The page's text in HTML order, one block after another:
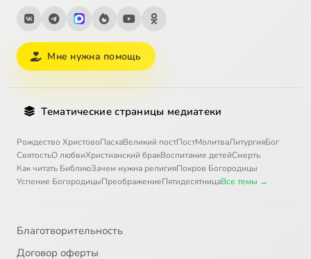
Мне нужна помощь
Тематические страницы медиатеки
Рождество ХристовоПасхаВеликий постПостМолитваЛитургияБог
СвятостьО любвиХристианский бракВоспитание детейСмерть
Как читать БиблиюЗачем нужна религияПокров Богородицы
Успение БогородицыПреображениеПятидесятницаВсе темы →
Благотворительность
Договор оферты